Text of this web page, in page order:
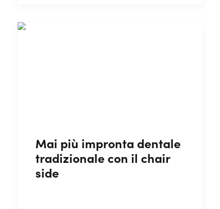
Mai più impronta dentale
tradizionale con il chair
side